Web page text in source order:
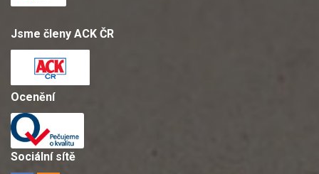
Jsme členy ACK ČR
Ocenění
Sociální sítě